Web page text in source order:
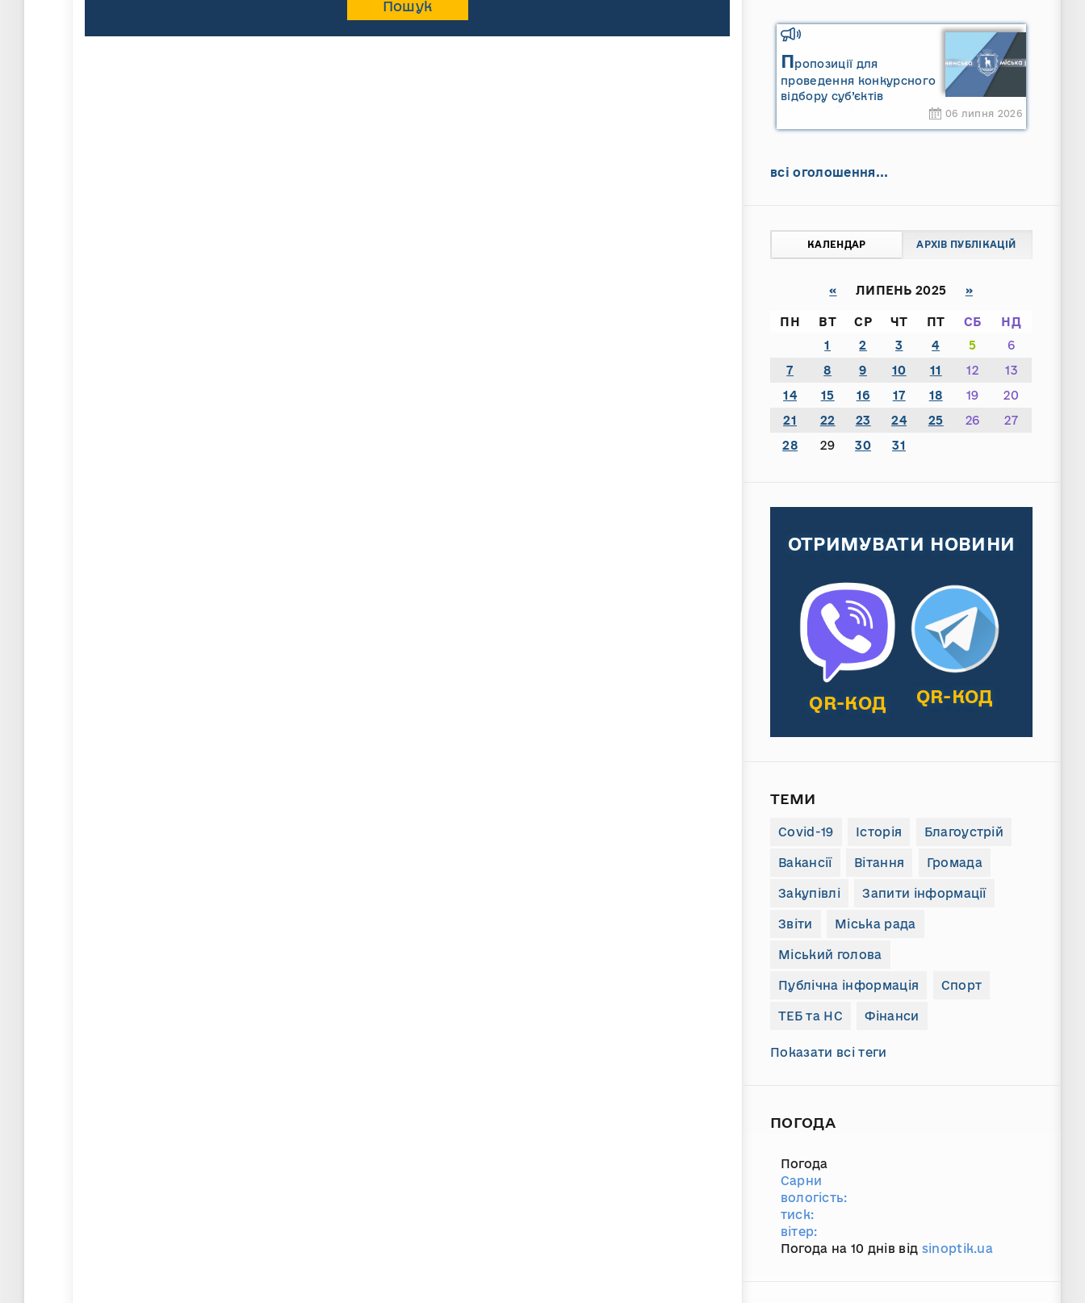
"САРНИ ОІЛ"
Пропозиції для
проведення конкурсного
відбору суб’єктів
06 липня 2026
всі оголошення...
КАЛЕНДАР АРХІВ ПУБЛІКАЦІЙ
« ЛИПЕНЬ 2025 »
ПН ВТ СР ЧТ ПТ СБ
НД
1
2 3 4 5
6
7
8 9 10 11 12
13
14
15 16 17 18 19
20
21
22 23 24 25 26
27
28
29 30 31
ОТРИМУВАТИ НОВИНИ
QR-КОД QR-КОД
ТЕМИ
Covid-19 Історія Благоустрій
Вакансії Вітання Громада
Закупівлі Запити інформації
Звіти Міська рада
Міський голова
Публічна інформація Спорт
ТЕБ та НС Фінанси
Показати всі теги
ПОГОДА
Погода
Сарни
вологість:
тиск:
вітер:
Погода на 10 днів від sinoptik.ua